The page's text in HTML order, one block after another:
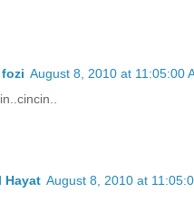
August 8, 2010 at 11:05:00
Hayat August 8, 2010 at